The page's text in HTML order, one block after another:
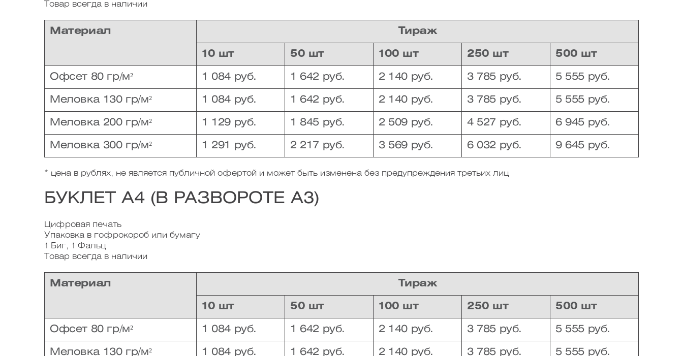
Товар всегда в наличии
Материал Тираж
10 шт 50 шт 100 шт 250 шт 500 шт
Офсет 80 гр/м² 1 084 руб. 1 642 руб. 2 140 руб. 3 785 руб. 5 555 руб.
Меловка 130 гр/м² 1 084 руб. 1 642 руб. 2 140 руб. 3 785 руб. 5 555 руб.
Меловка 200 гр/м² 1 129 руб. 1 845 руб. 2 509 руб. 4 527 руб. 6 945 руб.
Меловка 300 гр/м² 1 291 руб. 2 217 руб. 3 569 руб. 6 032 руб. 9 645 руб.
* цена в рублях, не является публичной офертой и может быть изменена без предупреждения третьих лиц
БУКЛЕТ А4 (В РАЗВОРОТЕ А3)
Цифровая печать
Упаковка в гофрокороб или бумагу
1 Биг, 1 Фальц
Товар всегда в наличии
Материал Тираж
10 шт 50 шт 100 шт 250 шт 500 шт
Офсет 80 гр/м² 1 084 руб. 1 642 руб. 2 140 руб. 3 785 руб. 5 555 руб.
Меловка 130 гр/м² 1 084 руб. 1 642 руб. 2 140 руб. 3 785 руб. 5 555 руб.